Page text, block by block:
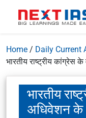
Home / Daily Current
भारतीय राष्ट्रीय कांग्रेस
भारतीय
अधिवेशन के